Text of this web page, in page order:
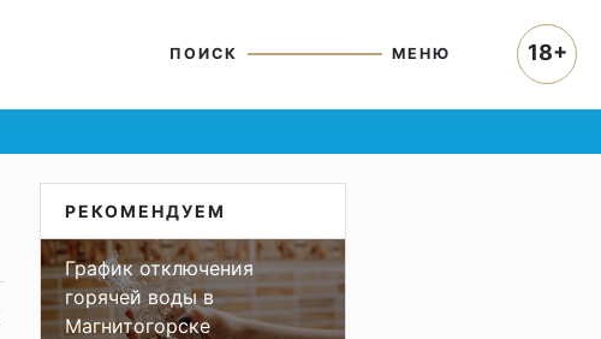
ПОИСК МЕНЮ
РЕКОМЕНДУЕМ
График отключения
горячей воды в
Магнитогорске
18+